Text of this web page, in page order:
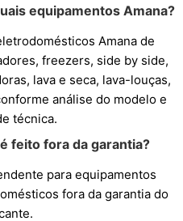
equipamentos Amana?
Amana de
freezers, side by side,
lava e seca, lava-louças,
análise do modelo e
técnica.
feito fora da garantia?
para equipamentos
fora da garantia do